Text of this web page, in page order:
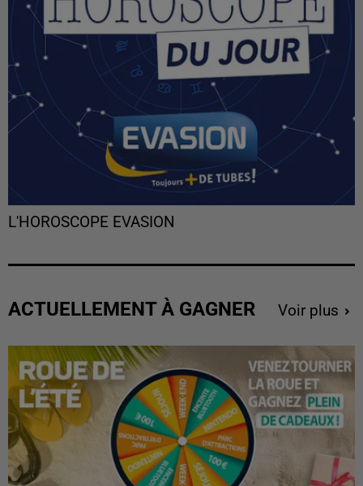
L'HOROSCOPE EVASION
ACTUELLEMENT À GAGNER Voir plus